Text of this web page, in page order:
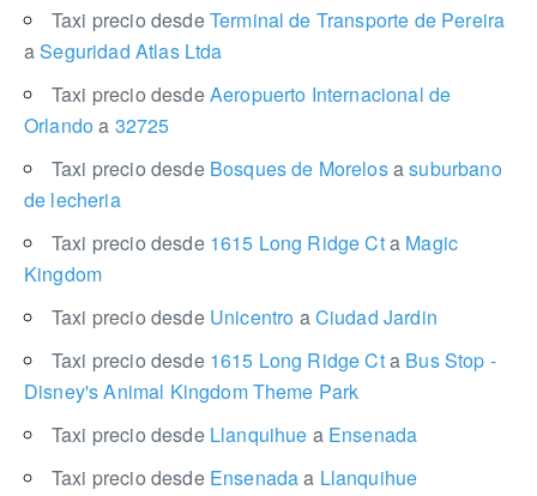
Taxi precio desdeTerminal de Transporte de Pereira
aSeguridad Atlas Ltda
Taxi precio desdeAeropuerto Internacional de
Orlandoa 32725
Taxi precio desde Bosques de Morelosasuburbano
de lecheria
Taxi precio desde 1615 Long Ridge Cta Magic
Kingdom
Taxi precio desde Unicentro aCiudad Jardin
Taxi precio desde 1615 Long Ridge Cta Bus Stop -
Disney's Animal Kingdom Theme Park
Taxi precio desde Llanquihue aEnsenada
Taxi precio desde Ensenadaa Llanquihue